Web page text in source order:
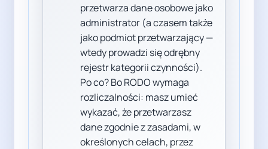
przetwarza dane osobowe jako
administrator (a czasem także
jako podmiot przetwarzający —
wtedy prowadzi się odrębny
rejestr kategorii czynności).
Po co? Bo RODO wymaga
rozliczalności: masz umieć
wykazać, że przetwarzasz
dane zgodnie z zasadami, w
określonych celach, przez